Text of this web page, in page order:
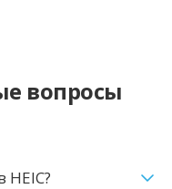
вопросы